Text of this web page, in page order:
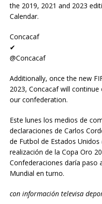
the 2019, 2021 and 2023
Calendar.
Concacaf
✔
@Concacaf
Additionally, once the new
2023, Concacaf will
our confederation.
Este lunes los medios de
declaraciones de Carlos
de Futbol de Estados
realización de la Copa Oro
Confederaciones daría paso
Mundial en turno.
con información televisa